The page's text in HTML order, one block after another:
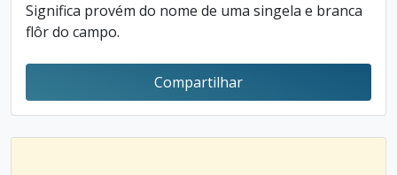
Significa provém do nome de uma singela e branca
flôr do campo.
Compartilhar